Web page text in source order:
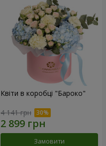
Квіти в коробці "Бароко"
4 141 грн
Замовити